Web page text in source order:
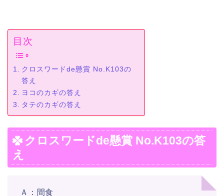
目次
クロスワードde懸賞 No.K103の
答え
ヨコのカギの答え
タテのカギの答え
クロスワードde懸賞 No.K103の答
え
Ａ：間食